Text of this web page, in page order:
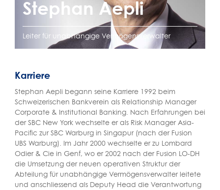
Stephan Aepli
Leiter für unabhängige Vermögensverwalter
Karriere
Stephan Aepli begann seine Karriere 1992 beim
Schweizerischen Bankverein als Relationship Manager
Corporate & Institutional Banking. Nach Erfahrungen bei
der SBC New York wechselte er als Risk Manager Asia-
Pacific zur SBC Warburg in Singapur (nach der Fusion
UBS Warburg). Im Jahr 2000 wechselte er zu Lombard
Odier & Cie in Genf, wo er 2002 nach der Fusion LO-DH
die Umsetzung der neuen operativen Struktur der
Abteilung für unabhängige Vermögensverwalter leitete
und anschliessend als Deputy Head die Verantwortung